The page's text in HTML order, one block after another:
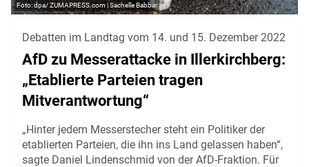
dpa/ ZUMAPRESS.com | Sachelle Babbar
Debatten im Landtag vom 14. und 15. Dezember 2022
AfD zu Messerattacke in Illerkirchberg:
„Etablierte Parteien tragen
Mitverantwortung“
„Hinter jedem Messerstecher steht ein Politiker der
etablierten Parteien, die ihn ins Land gelassen haben“,
sagte Daniel Lindenschmid von der AfD-Fraktion. Für